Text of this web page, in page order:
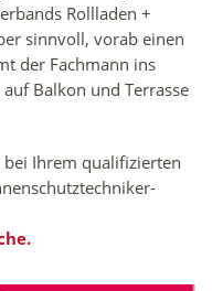
Rollladen +
sinnvoll, vorab einen
der Fachmann ins
Balkon und Terrasse
Ihrem qualifizierten